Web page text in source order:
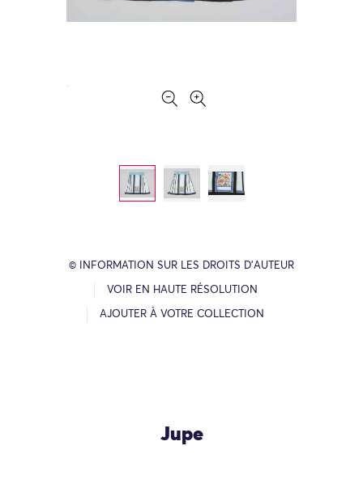
© INFORMATION SUR LES DROITS D’AUTEUR
VOIR EN HAUTE RÉSOLUTION
AJOUTER À VOTRE COLLECTION
Jupe